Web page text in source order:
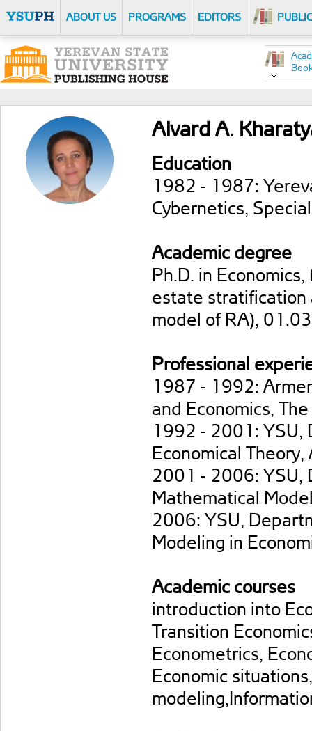
ABOUT US PROGRAMS EDITORS
Alvard A.
Education
1982 - 1987:
Cybernetics,
Academic degree
Ph.D. in
estate stratification
model of RA),
Professional
1987 - 1992:
and Economics,
1992 - 2001: YSU,
Economical Theory,
2001 - 2006: YSU,
Mathematical
2006: YSU,
Modeling in
Academic courses
introduction into
Transition
Econometrics,
Economic